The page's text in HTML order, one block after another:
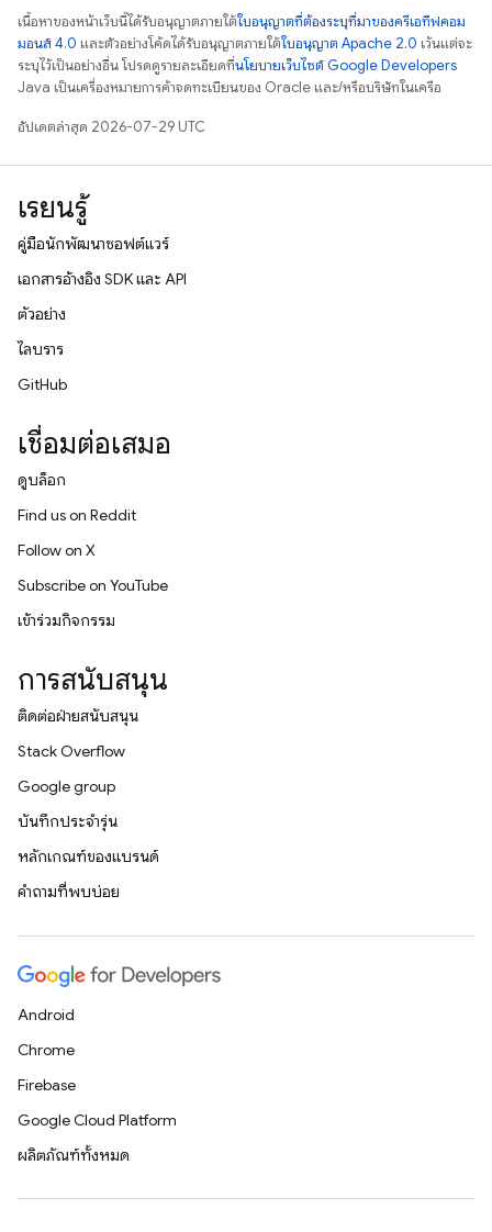
เนื้อหาของหน้าเว็บนี้ได้รับอนุญาตภายใต้ใบอนุญาตที่ต้องระบุที่มาของครีเอทีฟคอม
มอนส์ 4.0 และตัวอย่างโค้ดได้รับอนุญาตภายใต้ใบอนุญาต Apache 2.0 เว้นแต่จะ
ระบุไว้เป็นอย่างอื่น โปรดดูรายละเอียดที่นโยบายเว็บไซต์ Google Developers
Java เป็นเครื่องหมายการค้าจดทะเบียนของ Oracle และ/หรือบริษัทในเครือ
อัปเดตล่าสุด 2026-07-29 UTC
เรียนรู้
คู่มือนักพัฒนาซอฟต์แวร์
เอกสารอ้างอิง SDK และ API
ตัวอย่าง
ไลบรารี
GitHub
เชื่อมต่อเสมอ
ดูบล็อก
Find us on Reddit
Follow on X
Subscribe on YouTube
เข้าร่วมกิจกรรม
การสนับสนุน
ติดต่อฝ่ายสนับสนุน
Stack Overflow
Google group
บันทึกประจำรุ่น
หลักเกณฑ์ของแบรนด์
คำถามที่พบบ่อย
Android
Chrome
Firebase
Google Cloud Platform
ผลิตภัณฑ์ทั้งหมด